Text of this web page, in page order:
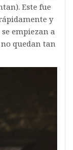
Este fue
y
empiezan a
quedan tan